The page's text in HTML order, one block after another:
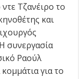
Τζανέιρο το
και
συνεργασία
Ραούλ
για το